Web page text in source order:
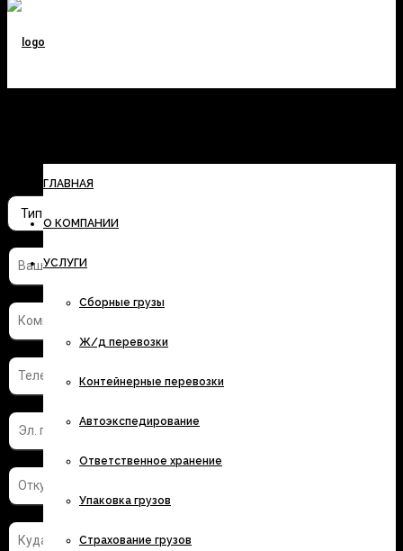
ГЛАВНАЯ
О КОМПАНИИ
УСЛУГИ
Сборные грузы
Ж/д перевозки
Контейнерные перевозки
Автоэкспедирование
Ответственное хранение
Упаковка грузов
Страхование грузов
стоимость перевозки